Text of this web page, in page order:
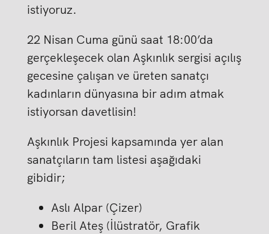
istiyoruz.
22 Nisan Cuma günü saat 18:00’da
gerçekleşecek olan Aşkınlık sergisi açılış
gecesine çalışan ve üreten sanatçı
kadınların dünyasına bir adım atmak
istiyorsan davetlisin!
Aşkınlık Projesi kapsamında yer alan
sanatçıların tam listesi aşağıdaki
gibidir;
Aslı Alpar (Çizer)
Beril Ateş (İlüstratör, Grafik